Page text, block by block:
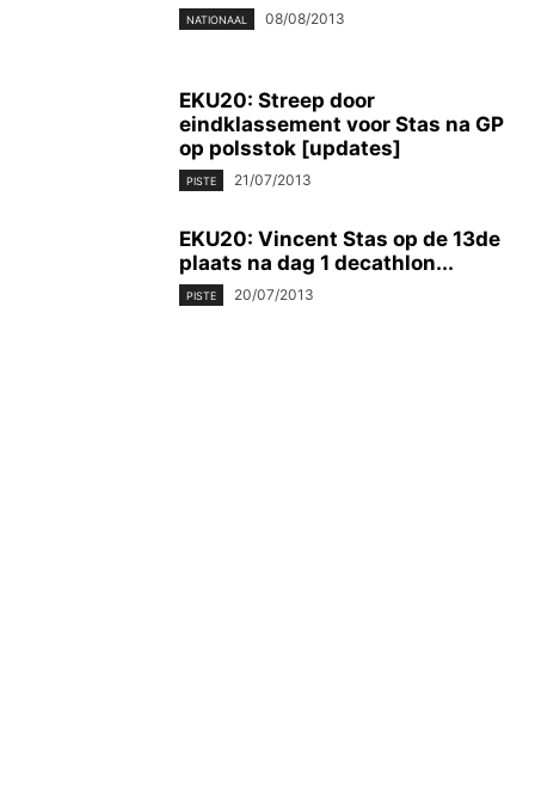
NATIONAAL 08/08/2013
EKU20: Streep door
eindklassement voor Stas na GP
op polsstok [updates]
PISTE 21/07/2013
EKU20: Vincent Stas op de 13de
plaats na dag 1 decathlon...
PISTE 20/07/2013